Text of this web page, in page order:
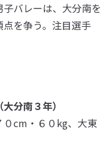
バレーは、大分南を
を争う。注目選手
分南３年）
０cm・６０kg、大東